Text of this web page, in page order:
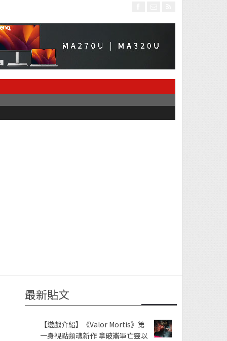
最新貼文
【遊戲介紹】《Valor Mortis》第
一身視點類魂新作 拿破崙軍亡靈以